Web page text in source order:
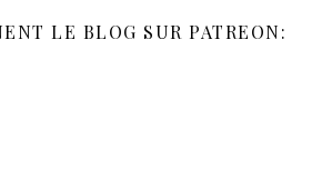
LE BLOG SUR PATREON: